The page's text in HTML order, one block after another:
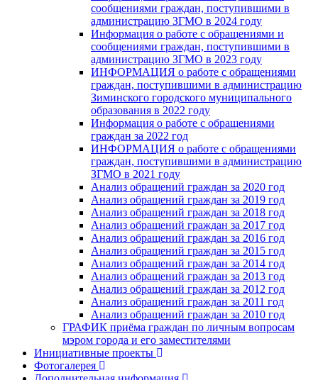
сообщениями граждан, поступившими в
администрацию ЗГМО в 2024 году
Информация о работе с обращениями и
сообщениями граждан, поступившими в
администрацию ЗГМО в 2023 году
ИНФОРМАЦИЯ о работе с обращениями
граждан, поступившими в администрацию
Зиминского городского муниципального
образования в 2022 году
Информация о работе с обращениями
граждан за 2022 год
ИНФОРМАЦИЯ о работе с обращениями
граждан, поступившими в администрацию
ЗГМО в 2021 году
Анализ обращений граждан за 2020 год
Анализ обращений граждан за 2019 год
Анализ обращений граждан за 2018 год
Анализ обращений граждан за 2017 год
Анализ обращений граждан за 2016 год
Анализ обращений граждан за 2015 год
Анализ обращений граждан за 2014 год
Анализ обращений граждан за 2013 год
Анализ обращений граждан за 2012 год
Анализ обращений граждан за 2011 год
Анализ обращений граждан за 2010 год
ГРАФИК приёма граждан по личным вопросам
мэром города и его заместителями
Инициативные проекты
Фотогалерея